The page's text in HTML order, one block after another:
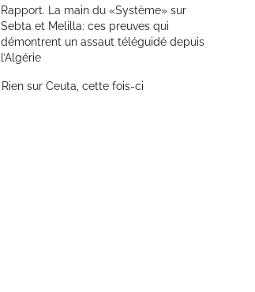
Rapport. La main du «Système» sur
Sebta et Melilla: ces preuves qui
démontrent un assaut téléguidé depuis
l’Algérie
Rien sur Ceuta, cette fois-ci